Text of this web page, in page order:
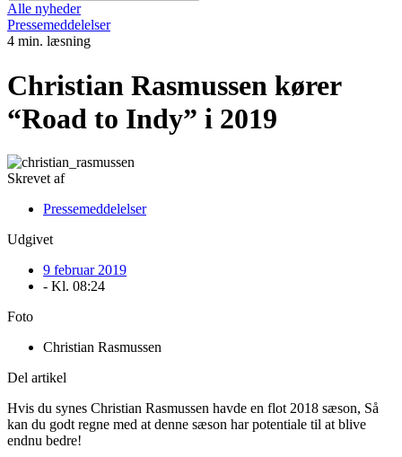
Alle nyheder
Pressemeddelelser
4 min. læsning
Christian Rasmussen kører
“Road to Indy” i 2019
Skrevet af
Pressemeddelelser
Udgivet
9 februar 2019
- Kl. 08:24
Foto
Christian Rasmussen
Del artikel
Hvis du synes Christian Rasmussen havde en flot 2018 sæson, Så
kan du godt regne med at denne sæson har potentiale til at blive
endnu bedre!